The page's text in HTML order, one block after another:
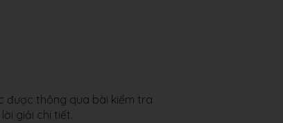
được thông qua bài kiểm tra
giải chi tiết.